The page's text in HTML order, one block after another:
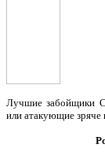
Лучшие забойщики
или атакующие